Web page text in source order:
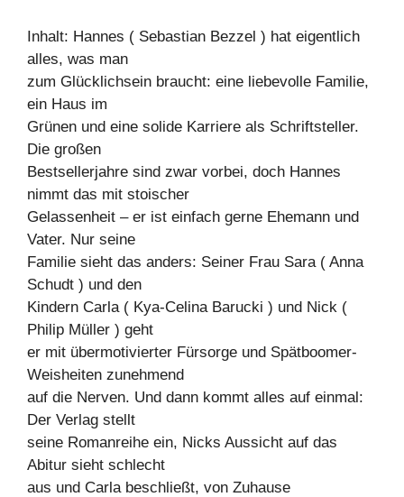
Inhalt: Hannes ( Sebastian Bezzel ) hat eigentlich
alles, was man
zum Glücklichsein braucht: eine liebevolle Familie,
ein Haus im
Grünen und eine solide Karriere als Schriftsteller.
Die großen
Bestsellerjahre sind zwar vorbei, doch Hannes
nimmt das mit stoischer
Gelassenheit – er ist einfach gerne Ehemann und
Vater. Nur seine
Familie sieht das anders: Seiner Frau Sara ( Anna
Schudt ) und den
Kindern Carla ( Kya-Celina Barucki ) und Nick (
Philip Müller ) geht
er mit übermotivierter Fürsorge und Spätboomer-
Weisheiten zunehmend
auf die Nerven. Und dann kommt alles auf einmal:
Der Verlag stellt
seine Romanreihe ein, Nicks Aussicht auf das
Abitur sieht schlecht
aus und Carla beschließt, von Zuhause